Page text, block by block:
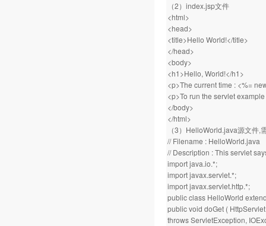
（2）index.jsp文件
<html>
<head>
<title>Hello World!</title>
</head>
<body>
<h1>Hello, World!</h1>
<p>The current time : <%=
<p>To run the servlet
</body>
</html>
（3）HelloWorld.java源文件
// Filename : HelloWorld.java
// Description : This servlet
import java.io.*;
import javax.servlet.*;
import javax.servlet.http.*;
public class HelloWorld
public void doGet (
throws ServletException,